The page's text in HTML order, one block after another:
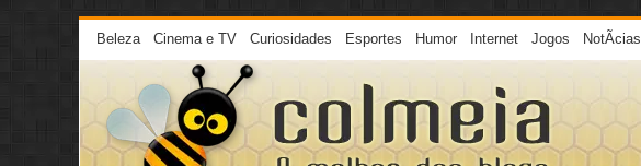
Beleza Cinema e TV Curiosidades Esportes Humor Internet Jogos NotÃ­cias